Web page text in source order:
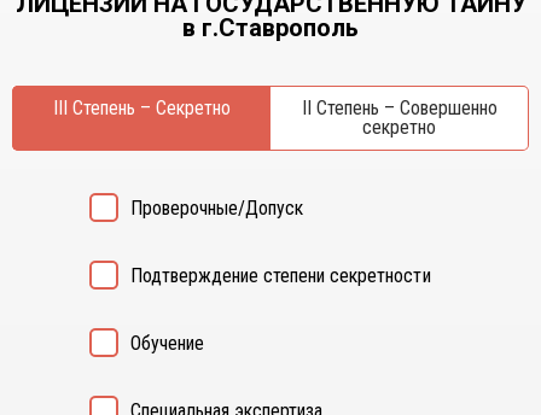
в г.Ставрополь
III Степень – Секретно
II Степень – Совершенно
секретно
Проверочные/Допуск
Подтверждение степени секретности
Обучение